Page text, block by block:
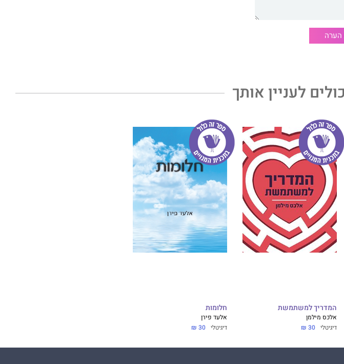
הערה
לעניין אותך
המדריך למשתמשת
אלכס מילמן
דיגיטלי 30 ₪
חלומות
אלעד פירן
דיגיטלי 30 ₪